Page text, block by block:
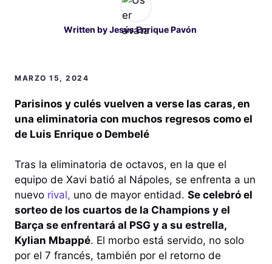
Written byJesús Enrique Pavón
MARZO 15, 2024
Parisinos y culés vuelven a verse las caras, en
una eliminatoria con muchos regresos como el
de Luis Enrique o Dembelé
Tras la eliminatoria de octavos, en la que el
equipo de Xavi batió al Nápoles, se enfrenta a un
nuevo rival, uno de mayor entidad. Se celebró el
sorteo de los cuartos de la Champions y el
Barça se enfrentará al PSG y a su estrella,
Kylian Mbappé. El morbo está servido, no solo
por el 7 francés, también por el retorno de